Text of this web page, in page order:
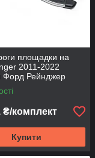
площадки на
2011-2022
Форд Рейнджер
₴/комплект
Купити